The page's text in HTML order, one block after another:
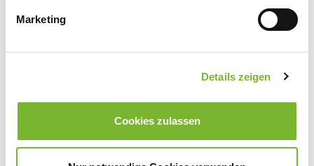
Marketing
Details zeigen
Cookies zulassen
Für weitere Informationen wenden Sie sich bitte direkt an den jeweiligen